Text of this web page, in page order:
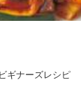
ギナーズレシピ